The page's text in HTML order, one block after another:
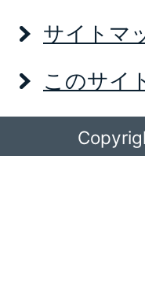
サイトマ
このサイ